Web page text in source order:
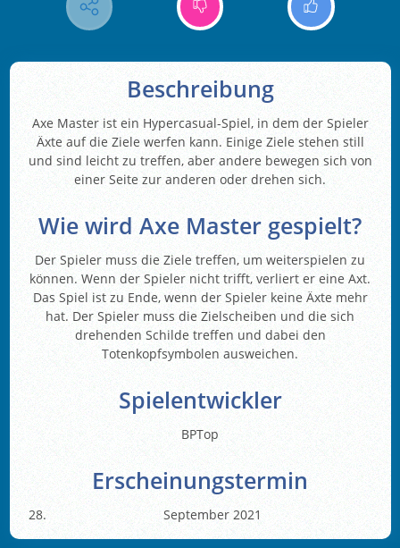
Beschreibung
Axe Master ist ein Hypercasual-Spiel, in dem der Spieler
Äxte auf die Ziele werfen kann. Einige Ziele stehen still
und sind leicht zu treffen, aber andere bewegen sich von
einer Seite zur anderen oder drehen sich.
Wie wird Axe Master gespielt?
Der Spieler muss die Ziele treffen, um weiterspielen zu
können. Wenn der Spieler nicht trifft, verliert er eine Axt.
Das Spiel ist zu Ende, wenn der Spieler keine Äxte mehr
hat. Der Spieler muss die Zielscheiben und die sich
drehenden Schilde treffen und dabei den
Totenkopfsymbolen ausweichen.
Spielentwickler
BPTop
Erscheinungstermin
September 2021